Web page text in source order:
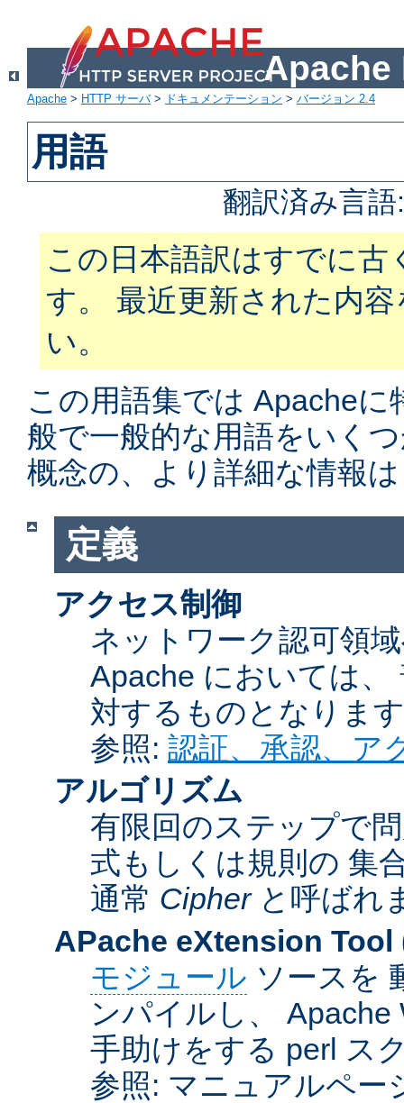
Apache
Apache > HTTP サーバ> ドキュメンテーション > バージョン 2.4
用語
翻訳済み言
この日本語訳はすでに
す。 最近更新された内
い。
この用語集では Apache
般で一般的な用語をいく
概念の、より詳細な情報
定義
アクセス制御
ネットワーク認可領
Apache においては
対するものとなりま
参照: 認証、承認、ア
アルゴリズム
有限回のステップで
式もしくは規則の 集
通常 Cipherと呼ばれ
APache eXtension Tool
モジュール ソースを
ンパイルし、
手助けをする perl ス
参照: マニュアルペー